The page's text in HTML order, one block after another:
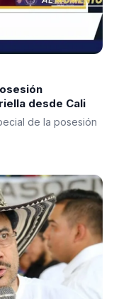
desde Cali
de la posesión